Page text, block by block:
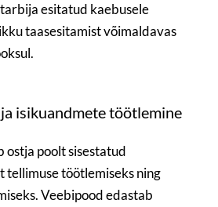
esitatud kaebusele
taasesitamist võimaldavas
isikuandmete töötlemine
ostja poolt sisestatud
tellimuse töötlemiseks ning
Veebipood edastab